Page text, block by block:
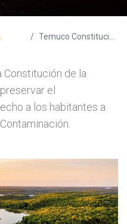
Temuco Constitucional
Constitución de la
el
a los habitantes a